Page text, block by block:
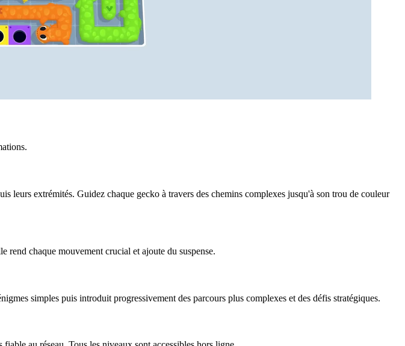
leurs extrémités. Guidez chaque gecko à travers des chemins complexes jusqu'à son trou de couleur
chaque mouvement crucial et ajoute du suspense.
simples puis introduit progressivement des parcours plus complexes et des défis stratégiques.